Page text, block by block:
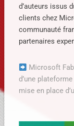
d’auteurs issus
clients chez
communauté
partenaires
Microsoft
d’une
mise en place